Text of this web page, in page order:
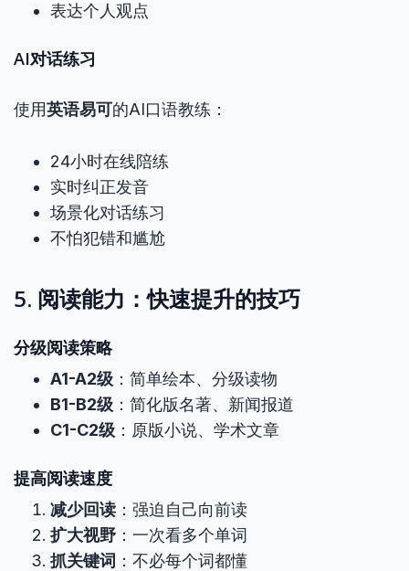
表达个人观点
AI对话练习
使用英语易可的AI口语教练：
24小时在线陪练
实时纠正发音
场景化对话练习
不怕犯错和尴尬
5. 阅读能力：快速提升的技巧
分级阅读策略
A1-A2级 ：简单绘本、分级读物
B1-B2级 ：简化版名著、新闻报道
C1-C2级 ：原版小说、学术文章
提高阅读速度
减少回读 ：强迫自己向前读
扩大视野 ：一次看多个单词
抓关键词 ：不必每个词都懂